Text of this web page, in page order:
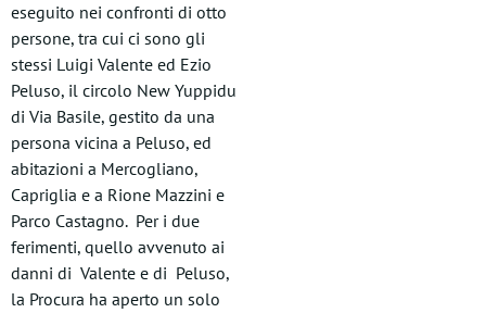
eseguito nei confronti di otto
persone, tra cui ci sono gli
stessi Luigi Valente ed Ezio
Peluso, il circolo New Yuppidu
di Via Basile, gestito da una
persona vicina a Peluso, ed
abitazioni a Mercogliano,
Capriglia e a Rione Mazzini e
Parco Castagno. Per i due
ferimenti, quello avvenuto ai
danni di Valente e di Peluso,
la Procura ha aperto un solo